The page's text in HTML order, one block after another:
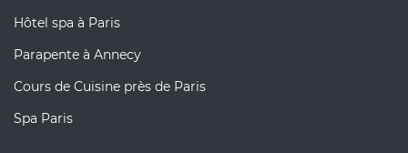
Hôtel spa à Paris
Parapente à Annecy
Cours de Cuisine près de Paris
Spa Paris